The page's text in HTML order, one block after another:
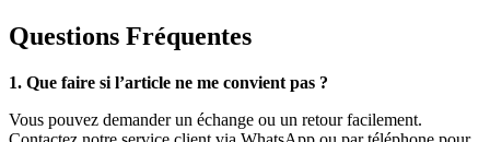
Questions Fréquentes
1. Que faire si l’article ne me convient pas ?
Vous pouvez demander un échange ou un retour facilement.